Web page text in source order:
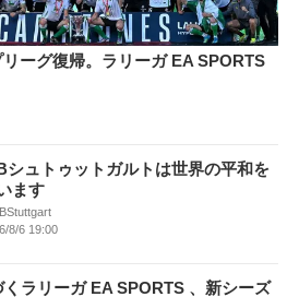
ーグ復帰。ラリーガ EA SPORTS
シュトゥットガルトは世界の平和を
ます
8/6 19:00
くラリーガ EA SPORTS 、新シーズ